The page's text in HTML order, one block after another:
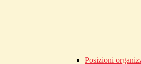
Posizioni